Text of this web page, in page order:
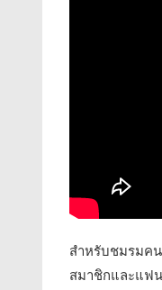
สำหรับชมรมคน
สมาชิกและแฟ